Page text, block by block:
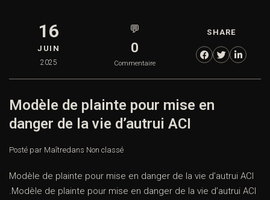
16
JUIN
2025
💬
0
Commentaire
SHARE
Modèle de plainte pour mise en
danger de la vie d’autrui ACI
Posté par Maîtredans Non classé
Modèle de plainte pour mise en danger de la vie d’autrui ACI
.Modèle de plainte pour mise en danger de la vie d’autrui ACI